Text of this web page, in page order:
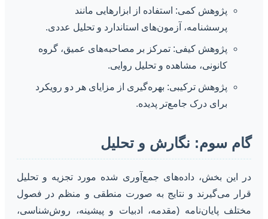
پژوهش کمی: استفاده از ابزارهایی مانند
پرسشنامه، آزمون‌های استاندارد و تحلیل عددی.
پژوهش کیفی: تمرکز بر مصاحبه‌های عمیق، گروه
کانونی، مشاهده و تحلیل روایی.
پژوهش ترکیبی: بهره‌گیری از مزایای هر دو رویکرد
برای درک جامع‌تر پدیده.
گام سوم: نگارش و تحلیل
در این بخش، داده‌های جمع‌آوری شده مورد تجزیه و تحلیل
قرار می‌گیرند و نتایج به صورت منطقی و منظم در فصول
مختلف پایان‌نامه (مقدمه، ادبیات و پیشینه، روش‌شناسی،